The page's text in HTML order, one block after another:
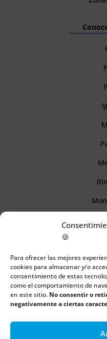
🍪
Para ofrecer las mejores
cookies para almacenar y/o
consentimiento de estas
como el comportamiento de
en este sitio. No consentir o
negativamente a ciertas
Política